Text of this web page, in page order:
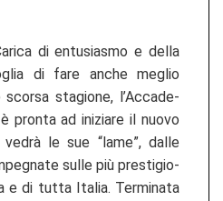
di en­tu­s­ias­mo e della
di fare anche meg­lio
stagio­ne, l’Ac­ca­de­
pron­ta ad in­izia­re il nuovo
le sue “lame”, dalle
sulle più presti­gio­
e di tutta Ita­lia. Ter­mi­na­ta